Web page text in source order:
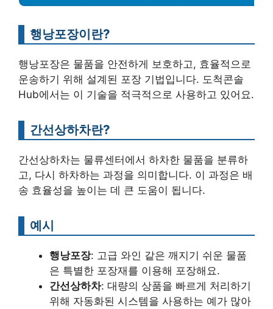
행낭포장이란?
행낭포장은 물품을 안전하게 보호하고, 효율적으로
운송하기 위해 설계된 포장 기법입니다. 도척콘솔
Hub에서는 이 기술을 적극적으로 사용하고 있어요.
간선상하차란?
간선상하차는 물류센터에서 하차한 물품을 분류하
고, 다시 하차하는 과정을 의미합니다. 이 과정은 배
송 효율성을 높이는 데 큰 도움이 됩니다.
예시
행낭포장: 고급 와인 같은 깨지기 쉬운 물품
은 특별한 포장재를 이용해 포장해요.
간선상하차: 대량의 상품을 빠르게 처리하기
위해 자동화된 시스템을 사용하는 예가 많아